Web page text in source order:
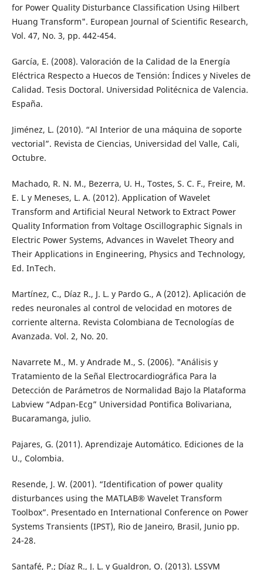
for Power Quality Disturbance Classification Using Hilbert
Huang Transform". European Journal of Scientific Research,
Vol. 47, No. 3, pp. 442-454.
García, E. (2008). Valoración de la Calidad de la Energía
Eléctrica Respecto a Huecos de Tensión: Índices y Niveles de
Calidad. Tesis Doctoral. Universidad Politécnica de Valencia.
España.
Jiménez, L. (2010). “Al Interior de una máquina de soporte
vectorial”. Revista de Ciencias, Universidad del Valle, Cali,
Octubre.
Machado, R. N. M., Bezerra, U. H., Tostes, S. C. F., Freire, M.
E. L y Meneses, L. A. (2012). Application of Wavelet
Transform and Artificial Neural Network to Extract Power
Quality Information from Voltage Oscillographic Signals in
Electric Power Systems, Advances in Wavelet Theory and
Their Applications in Engineering, Physics and Technology,
Ed. InTech.
Martínez, C., Díaz R., J. L. y Pardo G., A (2012). Aplicación de
redes neuronales al control de velocidad en motores de
corriente alterna. Revista Colombiana de Tecnologías de
Avanzada. Vol. 2, No. 20.
Navarrete M., M. y Andrade M., S. (2006). "Análisis y
Tratamiento de la Señal Electrocardiográfica Para la
Detección de Parámetros de Normalidad Bajo la Plataforma
Labview “Adpan-Ecg” Universidad Pontifica Bolivariana,
Bucaramanga, julio.
Pajares, G. (2011). Aprendizaje Automático. Ediciones de la
U., Colombia.
Resende, J. W. (2001). “Identification of power quality
disturbances using the MATLAB® Wavelet Transform
Toolbox”. Presentado en International Conference on Power
Systems Transients (IPST), Rio de Janeiro, Brasil, Junio pp.
24-28.
Santafé, P.; Díaz R., J. L. y Gualdron, O. (2013). LSSVM